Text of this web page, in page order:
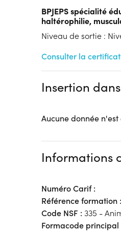
BPJEPS spécialité
haltérophilie,
Niveau de sortie :
Consulter la
Insertion
Aucune donnée
Informations
Numéro Carif :
Référence formation :
Code NSF : 335 -
Formacode principal